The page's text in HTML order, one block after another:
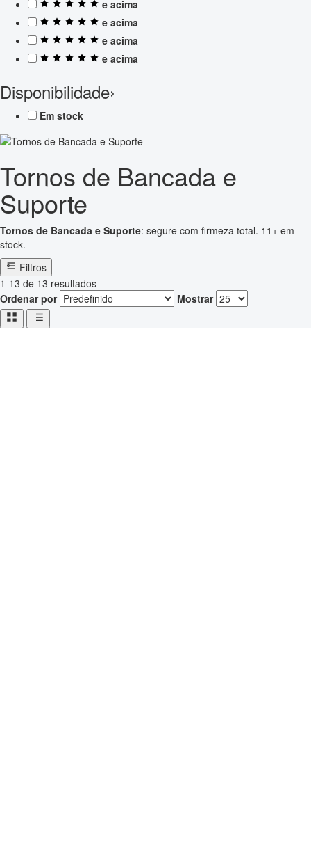
e acima
e acima
e acima
e acima
Disponibilidade›
Em stock
Tornos de Bancada e
Suporte
Tornos de Bancada e Suporte: segure com firmeza total. 11+ em
stock.
Filtros
1-13 de 13 resultados
Ordenar por
Mostrar